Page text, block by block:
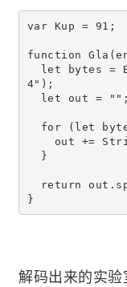
var Kup = 91;
function
let bytes =
4");
let out = "";
for (let
out +=
}
return
}
解码出来的实验